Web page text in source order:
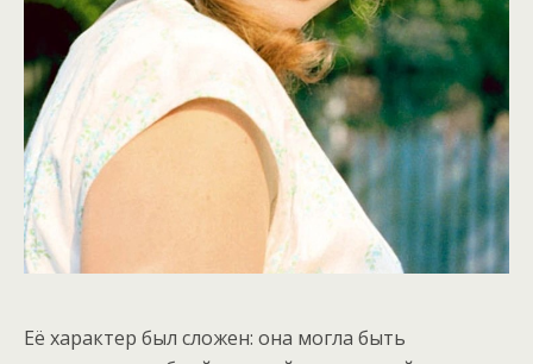
Её характер был сложен: она могла быть